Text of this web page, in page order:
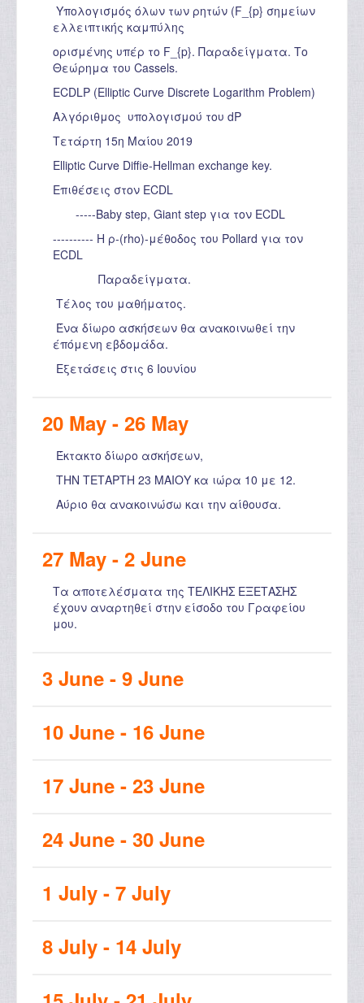
Υπολογισμός όλων των ρητών (F_{p} σημείων
ελλειπτικής καμπύλης
ορισμένης υπέρ το F_{p}. Παραδείγματα. Το
Θεώρημα του Cassels.
ECDLP (Elliptic Curve Discrete Logarithm Problem)
Αλγόριθμος υπολογισμού του dP
Τετάρτη 15η Μαίου 2019
Elliptic Curve Diffie-Hellman exchange key.
Επιθέσεις στον ECDL
-----Baby step, Giant step για τον ECDL
---------- Η ρ-(rho)-μέθοδος του Pollard για τον
ECDL
Παραδείγματα.
Τέλος του μαθήματος.
Ένα δίωρο ασκήσεων θα ανακοινωθεί την
έπόμενη εβδομάδα.
Εξετάσεις στις 6 Ιουνίου
20 May - 26 May
Έκτακτο δίωρο ασκήσεων,
ΤΗΝ ΤΕΤΑΡΤΗ 23 ΜΑΙΟΥ κα ιώρα 10 με 12.
Αύριο θα ανακοινώσω και την αίθουσα.
27 May - 2 June
Τα αποτελέσματα της ΤΕΛΙΚΗΣ ΕΞΕΤΑΣΗΣ
έχουν αναρτηθεί στην είσοδο του Γραφείου
μου.
3 June - 9 June
10 June - 16 June
17 June - 23 June
24 June - 30 June
1 July - 7 July
8 July - 14 July